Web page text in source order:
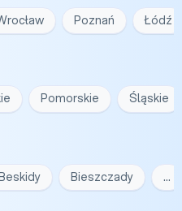
Poznań Łódź
Pomorskie Śląskie
Bieszczady …